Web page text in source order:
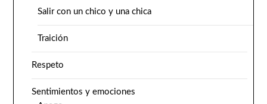
Salir con un chico y una chica
Traición
Respeto
Sentimientos y emociones